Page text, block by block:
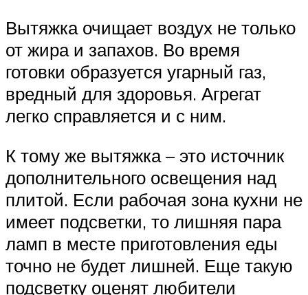
Вытяжка очищает воздух не только
от жира и запахов. Во время
готовки образуется угарный газ,
вредный для здоровья. Агрегат
легко справляется и с ним.
К тому же вытяжка – это источник
дополнительного освещения над
плитой. Если рабочая зона кухни не
имеет подсветки, то лишняя пара
ламп в месте приготовления еды
точно не будет лишней. Еще такую
подсветку оценят любители